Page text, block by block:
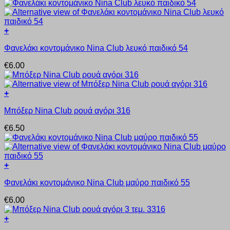
πολλαπλές
παραλλαγές.
Οι
επιλογές
να
στη
σελίδα
του
προϊόντος
+
το
έχει
πολλαπλές
παραλλαγές.
Οι
μπορούν
επιλεγούν
στη
σελίδα
του
προϊόντος
Φανελάκι κοντομάνικο Nina Club λευκό παιδικό 54
€6.00
+
το
έχει
πολλαπλές
παραλλαγές.
Οι
επιλογές
να
στη
σελίδα
του
Μπόξερ Nina Club ρουά αγόρι 316
€6.50
+
το
έχει
πολλαπλές
παραλλαγές.
Φανελάκι κοντομάνικο Nina Club μαύρο παιδικό 55
€6.00
+